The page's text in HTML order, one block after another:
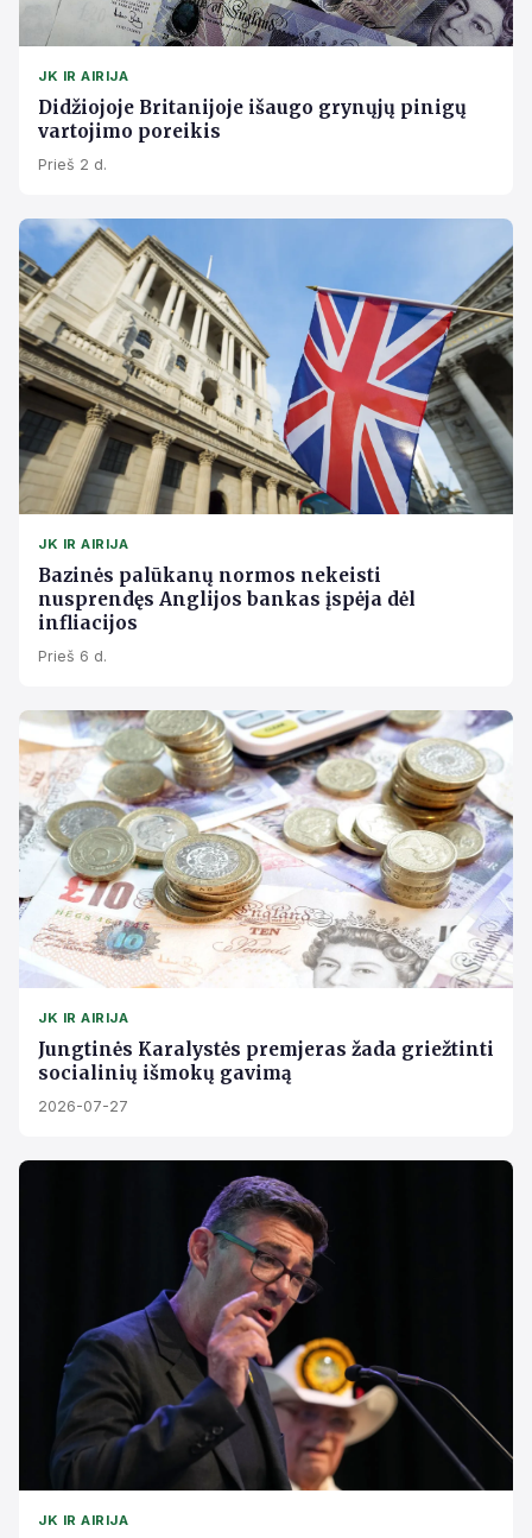
JK IR AIRIJA
Didžiojoje Britanijoje išaugo grynųjų pinigų
vartojimo poreikis
Prieš 2 d.
JK IR AIRIJA
Bazinės palūkanų normos nekeisti
nusprendęs Anglijos bankas įspėja dėl
infliacijos
Prieš 6 d.
JK IR AIRIJA
Jungtinės Karalystės premjeras žada griežtinti
socialinių išmokų gavimą
2026-07-27
JK IR AIRIJA